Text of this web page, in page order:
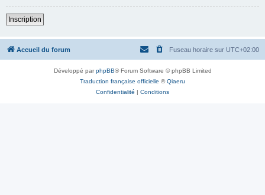
Inscription
Accueil du forum Fuseau horaire sur UTC+02:00
Développé parphpBB® Forum Software © phpBB Limited
Traduction française officielle ©Qiaeru
Confidentialité | Conditions